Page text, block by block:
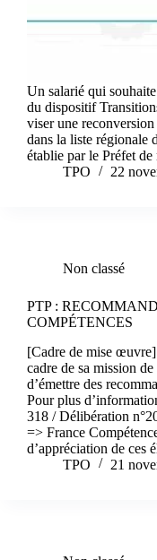
Un salarié qui
du dispositif
viser une
dans la liste régionale
établie par le Préfet
TPO
22
Non classé
PTP :
COMPÉTENCES
[Cadre de mise
cadre de sa mission
d’émettre des
Pour plus
318 / Délibération
=> France
d’appréciation de ces
TPO
21